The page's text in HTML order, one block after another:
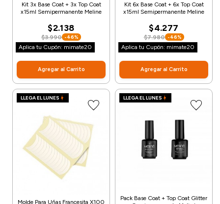
Kit 3x Base Coat + 3x Top Coat
x15ml Semipermanente Meline
$2.138
$3.990 -46%
Aplica tu Cupón: mimate20
Agregar al Carrito
Kit 6x Base Coat + 6x Top Coat
x15ml Semipermanente Meline
$4.277
$7.980 -46%
Aplica tu Cupón: mimate20
Agregar al Carrito
LLEGA EL LUNES
Molde Para Uñas Francesita X100
LLEGA EL LUNES
Pack Base Coat + Top Coat Glitter